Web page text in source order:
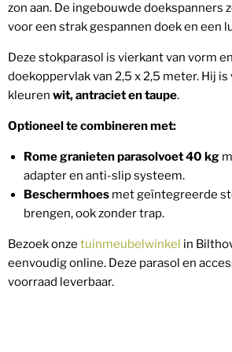
zon aan. De ingebouwde doekspanners
voor een strak gespannen doek en een
Deze stokparasol is vierkant van vorm
doekoppervlak van 2,5 x 2,5 meter. Hij
kleuren wit, antraciet en taupe.
Optioneel te combineren met:
Rome granieten parasolvoet 40 kg
adapter en anti-slip systeem.
Beschermhoes met geïntegreerde
brengen, ook zonder trap.
Bezoek onze tuinmeubelwinkel in
eenvoudig online. Deze parasol en
voorraad leverbaar.